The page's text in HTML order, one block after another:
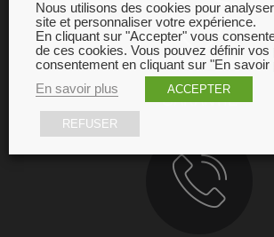
GARANTIE
Nous utilisons des cookies pour
site et personnaliser votre expérience.
En cliquant sur "Accepter" vous
de ces cookies. Vous pouvez définir vos
consentement en cliquant sur "En savoir
En savoir plus
ACCEPTER
REFUSER